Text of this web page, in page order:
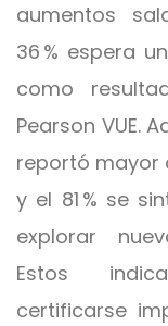
aumentos
36 % espera
como
Pearson VUE.
reportó mayor
y el 81 % se
explorar
Estos
certificarse